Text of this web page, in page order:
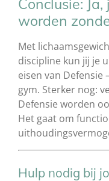
Conclusie:
worden
Met
discipline kun jij je
eisen van Defensie
gym. Sterker nog:
Defensie worden
Het gaat om
Hulp nodig bij